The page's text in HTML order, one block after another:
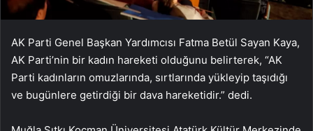
AK Parti Genel Başkan Yardımcısı Fatma Betül Sayan Kaya,
AK Parti’nin bir kadın hareketi olduğunu belirterek, “AK
Parti kadınların omuzlarında, sırtlarında yükleyip taşıdığı
ve bugünlere getirdiği bir dava hareketidir.” dedi.